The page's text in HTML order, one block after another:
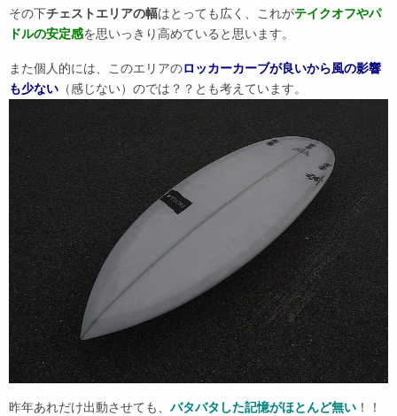
その下チェストエリアの幅はとっても広く、これがテイクオフやパ
ドルの安定感を思いっきり高めていると思います。
また個人的には、このエリアのロッカーカーブが良いから風の影響
も少ない （感じない）のでは？？とも考えています。
昨年あれだけ出動させても、 バタバタした記憶がほとんど無い ！！